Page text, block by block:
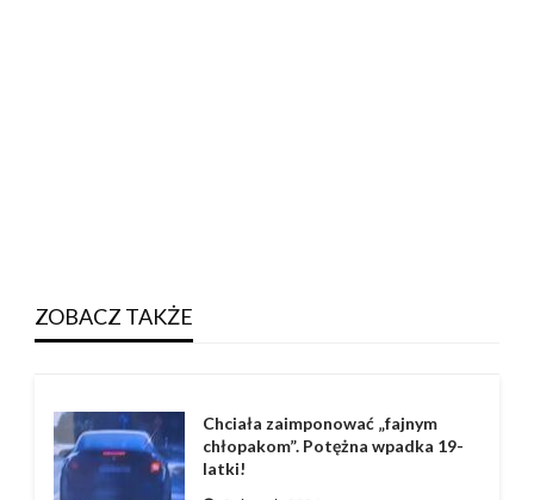
ZOBACZ TAKŻE
Chciała zaimponować „fajnym
chłopakom”. Potężna wpadka 19-
latki!